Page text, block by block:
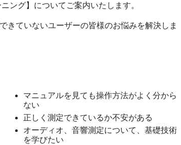
ング】についてご案内いたします。
きていないユーザーの皆様のお悩みを解決しま
マニュアルを見ても操作方法がよく分から
ない
正しく測定できているか不安がある
オーディオ、音響測定について、基礎技術
を学びたい